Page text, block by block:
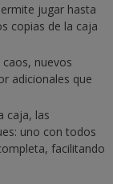
jugar hasta
copias de la caja
nuevos
adicionales que
caja, las
uno con todos
facilitando